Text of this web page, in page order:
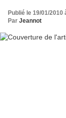
Publié le 19/01/2010
Par Jeannot